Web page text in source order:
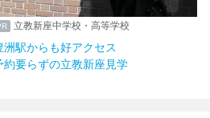
立教新座中学校・高等学
豊洲駅からも好アクセス
予約要らずの立教新座見